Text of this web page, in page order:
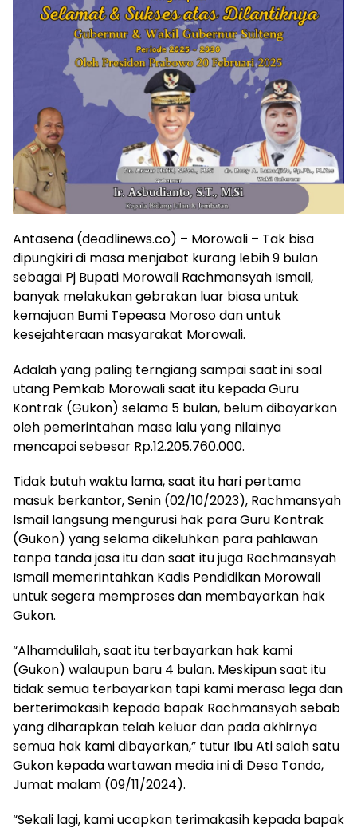
Antasena (deadlinews.co) – Morowali – Tak bisa
dipungkiri di masa menjabat kurang lebih 9 bulan
sebagai Pj Bupati Morowali Rachmansyah Ismail,
banyak melakukan gebrakan luar biasa untuk
kemajuan Bumi Tepeasa Moroso dan untuk
kesejahteraan masyarakat Morowali.
Adalah yang paling terngiang sampai saat ini soal
utang Pemkab Morowali saat itu kepada Guru
Kontrak (Gukon) selama 5 bulan, belum dibayarkan
oleh pemerintahan masa lalu yang nilainya
mencapai sebesar Rp.12.205.760.000.
Tidak butuh waktu lama, saat itu hari pertama
masuk berkantor, Senin (02/10/2023), Rachmansyah
Ismail langsung mengurusi hak para Guru Kontrak
(Gukon) yang selama dikeluhkan para pahlawan
tanpa tanda jasa itu dan saat itu juga Rachmansyah
Ismail memerintahkan Kadis Pendidikan Morowali
untuk segera memproses dan membayarkan hak
Gukon.
“Alhamdulilah, saat itu terbayarkan hak kami
(Gukon) walaupun baru 4 bulan. Meskipun saat itu
tidak semua terbayarkan tapi kami merasa lega dan
berterimakasih kepada bapak Rachmansyah sebab
yang diharapkan telah keluar dan pada akhirnya
semua hak kami dibayarkan,” tutur Ibu Ati salah satu
Gukon kepada wartawan media ini di Desa Tondo,
Jumat malam (09/11/2024).
“Sekali lagi, kami ucapkan terimakasih kepada bapak